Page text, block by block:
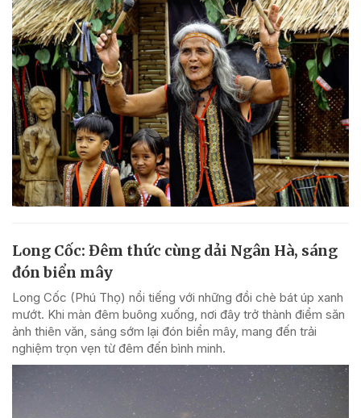
Long Cốc: Đêm thức cùng dải Ngân Hà, sáng
đón biển mây
Long Cốc (Phú Thọ) nổi tiếng với những đồi chè bát úp xanh
mướt. Khi màn đêm buông xuống, nơi đây trở thành điểm săn
ảnh thiên văn, sáng sớm lại đón biển mây, mang đến trải
nghiệm trọn vẹn từ đêm đến bình minh.